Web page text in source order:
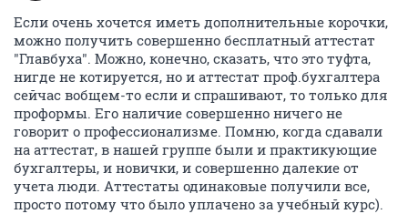
Если очень хочется иметь дополнительные корочки,
можно получить совершенно бесплатный аттестат
"Главбуха". Можно, конечно, сказать, что это туфта,
нигде не котируется, но и аттестат проф.бухгалтера
сейчас вобщем-то если и спрашивают, то только для
проформы. Его наличие совершенно ничего не
говорит о профессионализме. Помню, когда сдавали
на аттестат, в нашей группе были и практикующие
бухгалтеры, и новички, и совершенно далекие от
учета люди. Аттестаты одинаковые получили все,
просто потому что было уплачено за учебный курс).